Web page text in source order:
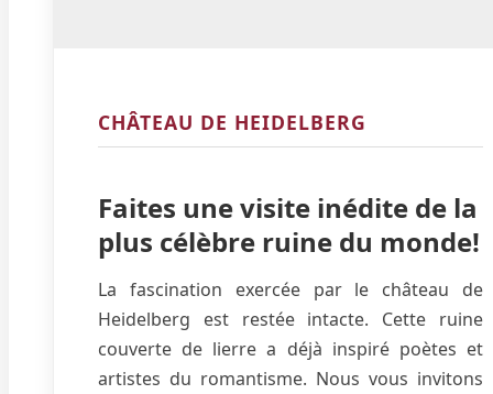
CHÂTEAU DE HEIDELBERG
Faites une visite inédite de la
plus célèbre ruine du monde!
La fascination exercée par le château de
Heidelberg est restée intacte. Cette ruine
couverte de lierre a déjà inspiré poètes et
artistes du romantisme. Nous vous invitons